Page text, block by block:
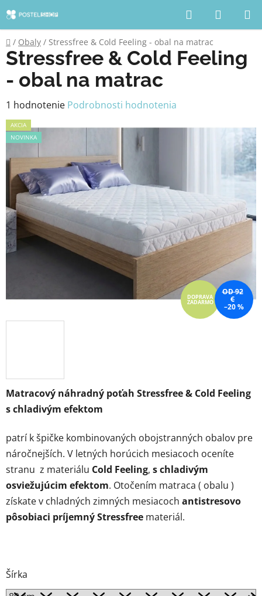
na
obsah
Hľadať
KOŠÍK
Domov
/ Obaly / Stressfree & Cold Feeling - obal na matrac
Matracový náhradný poťah Stressfree & Cold Feeling
s chladivým efektom
patrí k špičke kombinovaných obojstranných obalov pre
náročnejších. V letných horúcich mesiacoch oceníte
stranu z materiálu Cold Feeling, schladivým
osviežujúcim efektom. Otočením matraca ( obalu )
získate v chladných zimných mesiacoch antistresovo
pôsobiaci príjemnýStressfree materiál.
Šírka
Stressfree & Cold Feeling
- obal na matrac
Priemerné
hodnotenie
produktu
hviezdičiek.
1 hodnotenie Podrobnosti hodnotenia
AKCIA
NOVINKA
DOPRAVA
ZADARMO
OD 92
€
–20 %